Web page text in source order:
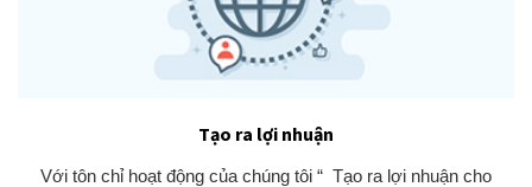
Tạo ra lợi nhuận
Với tôn chỉ hoạt động của chúng tôi “ Tạo ra lợi nhuận cho